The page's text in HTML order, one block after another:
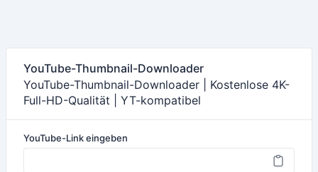
YouTube-Thumbnail-Downloader
YouTube-Thumbnail-Downloader | Kostenlose 4K-
Full-HD-Qualität | YT-kompatibel
YouTube-Link eingeben